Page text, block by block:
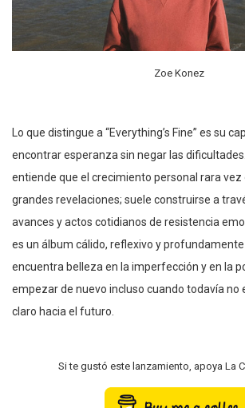
Zoe Konez
Lo que distingue a “Everything’s Fine” es su
encontrar esperanza sin negar las
entiende que el crecimiento personal rara
grandes revelaciones; suele construirse a
avances y actos cotidianos de resistencia
es un álbum cálido, reflexivo y
encuentra belleza en la imperfección y en la
empezar de nuevo incluso cuando todavía no
claro hacia el futuro.
Si te gustó este lanzamiento, apoya La